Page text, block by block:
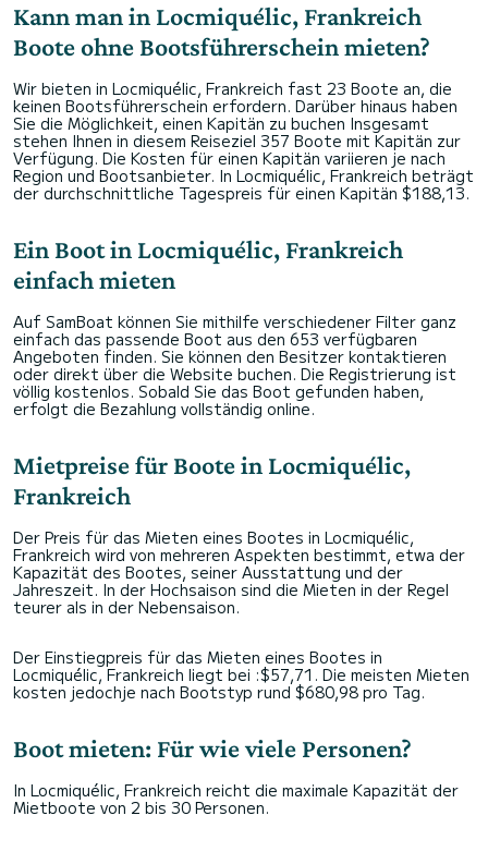
Kann man in Locmiquélic, Frankreich
Boote ohne Bootsführerschein mieten?
Wir bieten in Locmiquélic, Frankreich fast 23 Boote an, die
keinen Bootsführerschein erfordern. Darüber hinaus haben
Sie die Möglichkeit, einen Kapitän zu buchen Insgesamt
stehen Ihnen in diesem Reiseziel 357 Boote mit Kapitän zur
Verfügung. Die Kosten für einen Kapitän variieren je nach
Region und Bootsanbieter. In Locmiquélic, Frankreich beträgt
der durchschnittliche Tagespreis für einen Kapitän $188,13.
Ein Boot in Locmiquélic, Frankreich
einfach mieten
Auf SamBoat können Sie mithilfe verschiedener Filter ganz
einfach das passende Boot aus den 653 verfügbaren
Angeboten finden. Sie können den Besitzer kontaktieren
oder direkt über die Website buchen. Die Registrierung ist
völlig kostenlos. Sobald Sie das Boot gefunden haben,
erfolgt die Bezahlung vollständig online.
Mietpreise für Boote in Locmiquélic,
Frankreich
Der Preis für das Mieten eines Bootes in Locmiquélic,
Frankreich wird von mehreren Aspekten bestimmt, etwa der
Kapazität des Bootes, seiner Ausstattung und der
Jahreszeit. In der Hochsaison sind die Mieten in der Regel
teurer als in der Nebensaison.
Der Einstiegpreis für das Mieten eines Bootes in
Locmiquélic, Frankreich liegt bei :$57,71. Die meisten Mieten
kosten jedochje nach Bootstyp rund $680,98 pro Tag.
Boot mieten: Für wie viele Personen?
In Locmiquélic, Frankreich reicht die maximale Kapazität der
Mietboote von 2 bis 30 Personen.